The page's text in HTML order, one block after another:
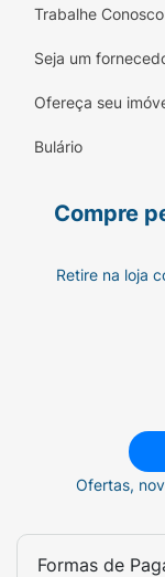
Trabalhe Conosco
Seja um
Ofereça seu
Bulário
Compre
Retire na loja
Ofertas,
Formas de